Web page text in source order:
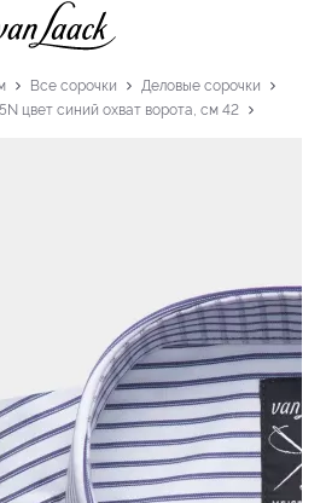
Все сорочки
Деловые сорочки
цвет синий охват ворота, см 42